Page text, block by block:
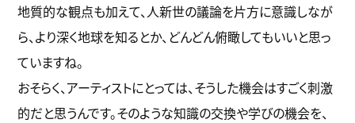
地質的な観点も加えて、人新世の議論を片方に意識しなが
ら、より深く地球を知るとか、どんどん俯瞰してもいいと思っ
ていますね。
おそらく、アーティストにとっては、そうした機会はすごく刺激
的だと思うんです。そのような知識の交換や学びの機会を、